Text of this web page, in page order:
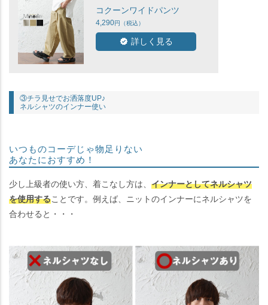
コクーンワイドパンツ
4,290
詳しく見る
③チラ見せでお洒落度UP♪
ネルシャツのインナー使い
いつものコーデじゃ物足りない
あなたにおすすめ！
少し上級者の使い方、着こなし方は、 インナーとしてネルシャツ
を使用することです。例えば、ニットのインナーにネルシャツを
合わせると・・・